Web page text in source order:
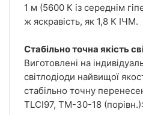
1 м (5600 К із середнім
ж яскравість, як 1,8 К ІЧМ.
Стабільно точна якість
Виготовлені на
світлодіоди найвищої
стабільно точну
TLCI97, TM-30-18